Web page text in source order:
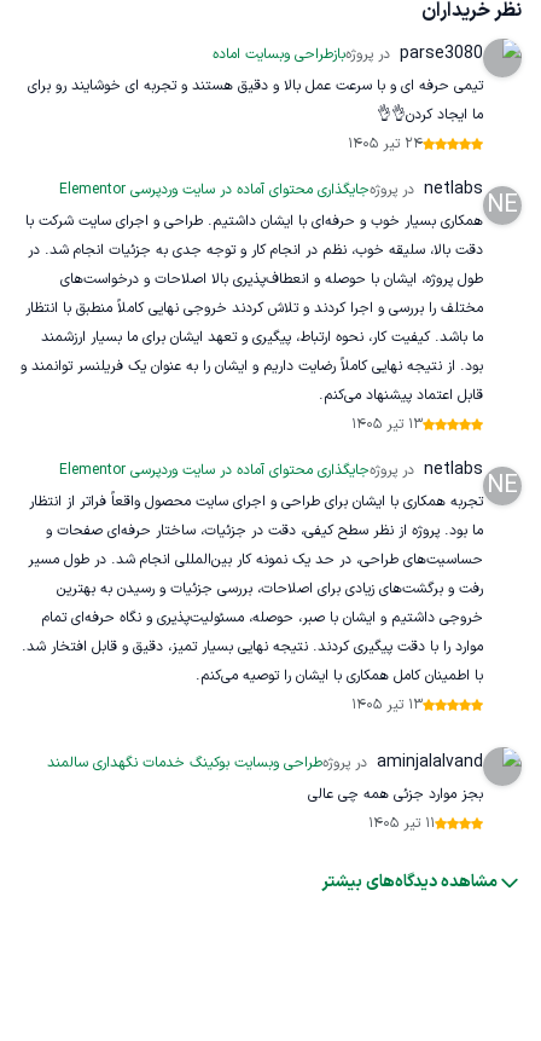
نظر خریداران
parse3080 در پروژهبازطراحی وبسایت اماده
تیمی حرفه ای و با سرعت عمل بالا و دقیق هستند و تجربه ای خوشایند رو برای
ما ایجاد کردن👌👌
24 تیر 1405
NE
netlabs در پروژهجایگذاری محتوای آماده در سایت وردپرسی Elementor
همکاری بسیار خوب و حرفه‌ای با ایشان داشتیم. طراحی و اجرای سایت شرکت با
دقت بالا، سلیقه خوب، نظم در انجام کار و توجه جدی به جزئیات انجام شد. در
طول پروژه، ایشان با حوصله و انعطاف‌پذیری بالا اصلاحات و درخواست‌های
مختلف را بررسی و اجرا کردند و تلاش کردند خروجی نهایی کاملاً منطبق با انتظار
ما باشد. کیفیت کار، نحوه ارتباط، پیگیری و تعهد ایشان برای ما بسیار ارزشمند
بود. از نتیجه نهایی کاملاً رضایت داریم و ایشان را به عنوان یک فریلنسر توانمند و
قابل اعتماد پیشنهاد می‌کنم.
13 تیر 1405
NE
netlabs در پروژهجایگذاری محتوای آماده در سایت وردپرسی Elementor
تجربه همکاری با ایشان برای طراحی و اجرای سایت محصول واقعاً فراتر از انتظار
ما بود. پروژه از نظر سطح کیفی، دقت در جزئیات، ساختار حرفه‌ای صفحات و
حساسیت‌های طراحی، در حد یک نمونه کار بین‌المللی انجام شد. در طول مسیر
رفت و برگشت‌های زیادی برای اصلاحات، بررسی جزئیات و رسیدن به بهترین
خروجی داشتیم و ایشان با صبر، حوصله، مسئولیت‌پذیری و نگاه حرفه‌ای تمام
موارد را با دقت پیگیری کردند. نتیجه نهایی بسیار تمیز، دقیق و قابل افتخار شد.
با اطمینان کامل همکاری با ایشان را توصیه می‌کنم.
13 تیر 1405
aminjalalvand در پروژهطراحی وبسایت بوکینگ خدمات نگهداری سالمند
بجز موارد جزئی همه چی عالی
11 تیر 1405
مشاهده دیدگاه‌های بیشتر